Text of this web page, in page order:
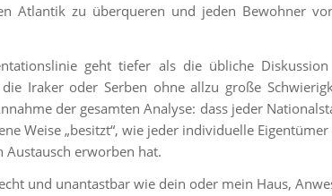
Atlantik zu überqueren und jeden Bewohner
geht tiefer als die übliche
Iraker oder Serben ohne allzu große
der gesamten Analyse: dass jeder
Weise „besitzt“, wie jeder individuelle
Austausch erworben hat.
und unantastbar wie dein oder mein Haus,